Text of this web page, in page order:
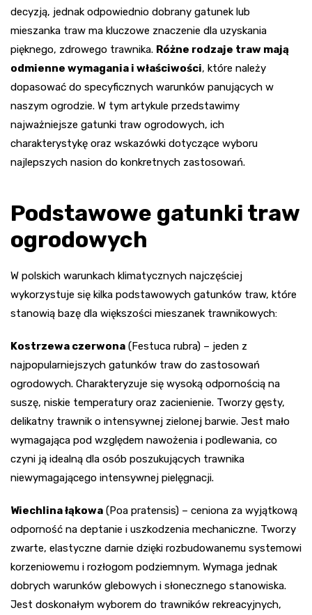
decyzją, jednak odpowiednio dobrany gatunek lub
mieszanka traw ma kluczowe znaczenie dla uzyskania
pięknego, zdrowego trawnika. Różne rodzaje traw mają
odmienne wymagania i właściwości, które należy
dopasować do specyficznych warunków panujących w
naszym ogrodzie. W tym artykule przedstawimy
najważniejsze gatunki traw ogrodowych, ich
charakterystykę oraz wskazówki dotyczące wyboru
najlepszych nasion do konkretnych zastosowań.
Podstawowe gatunki traw
ogrodowych
W polskich warunkach klimatycznych najczęściej
wykorzystuje się kilka podstawowych gatunków traw, które
stanowią bazę dla większości mieszanek trawnikowych:
Kostrzewa czerwona (Festuca rubra) – jeden z
najpopularniejszych gatunków traw do zastosowań
ogrodowych. Charakteryzuje się wysoką odpornością na
suszę, niskie temperatury oraz zacienienie. Tworzy gęsty,
delikatny trawnik o intensywnej zielonej barwie. Jest mało
wymagająca pod względem nawożenia i podlewania, co
czyni ją idealną dla osób poszukujących trawnika
niewymagającego intensywnej pielęgnacji.
Wiechlina łąkowa (Poa pratensis) – ceniona za wyjątkową
odporność na deptanie i uszkodzenia mechaniczne. Tworzy
zwarte, elastyczne darnie dzięki rozbudowanemu systemowi
korzeniowemu i rozłogom podziemnym. Wymaga jednak
dobrych warunków glebowych i słonecznego stanowiska.
Jest doskonałym wyborem do trawników rekreacyjnych,